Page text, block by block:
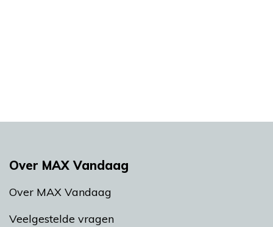
Over MAX Vandaag
Over MAX Vandaag
Veelgestelde vragen